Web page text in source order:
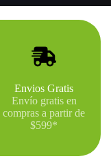
Envios Gratis
Envío gratis en
compras a partir de
$599*